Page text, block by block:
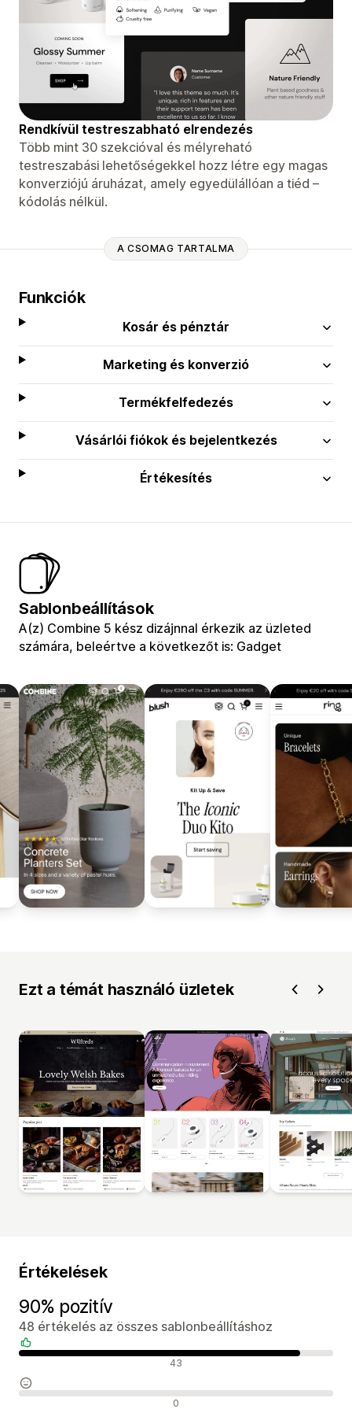
Rendkívül testreszabható elrendezés
Több mint 30 szekcióval és mélyreható
testreszabási lehetőségekkel hozz létre egy magas
konverziójú áruházat, amely egyedülállóan a tiéd –
kódolás nélkül.
A CSOMAG TARTALMA
Funkciók
Kosár és pénztár
Marketing és konverzió
Termékfelfedezés
Vásárlói fiókok és bejelentkezés
Értékesítés
Sablonbeállítások
A(z) Combine 5 kész dizájnnal érkezik az üzleted
számára, beleértve a következőt is: Gadget
Ezt a témát használó üzletek
Értékelések
90% pozitív
48 értékelés az összes sablonbeállításhoz
Pozitív értékelések 43
Semleges értékelések 0